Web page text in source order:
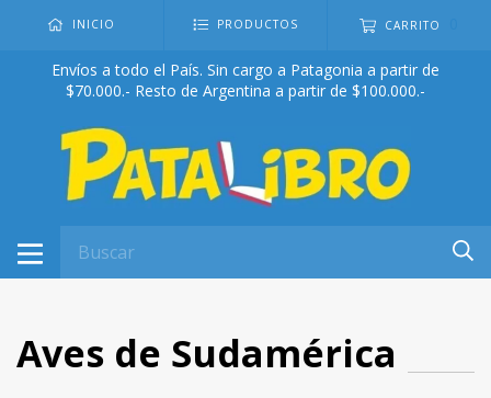
INICIO PRODUCTOS CARRITO
Envíos a todo el País. Sin cargo a Patagonia a partir de
$70.000.- Resto de Argentina a partir de $100.000.-
Aves de Sudamérica